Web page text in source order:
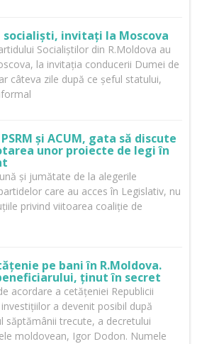
invitați la Moscova
Socialiștilor din R.Moldova au
la invitația conducerii Dumei de
câteva zile după ce șeful statului,
și ACUM, gata să discute
unor proiecte de legi în
și jumătate de la alegerile
care au acces în Legislativ, nu
privind viitoarea coaliție de
pe bani în R.Moldova.
ținut în secret
acordare a cetățeniei Republicii
a devenit posibil după
săptămânii trecute, a decretului
moldovean, Igor Dodon. Numele